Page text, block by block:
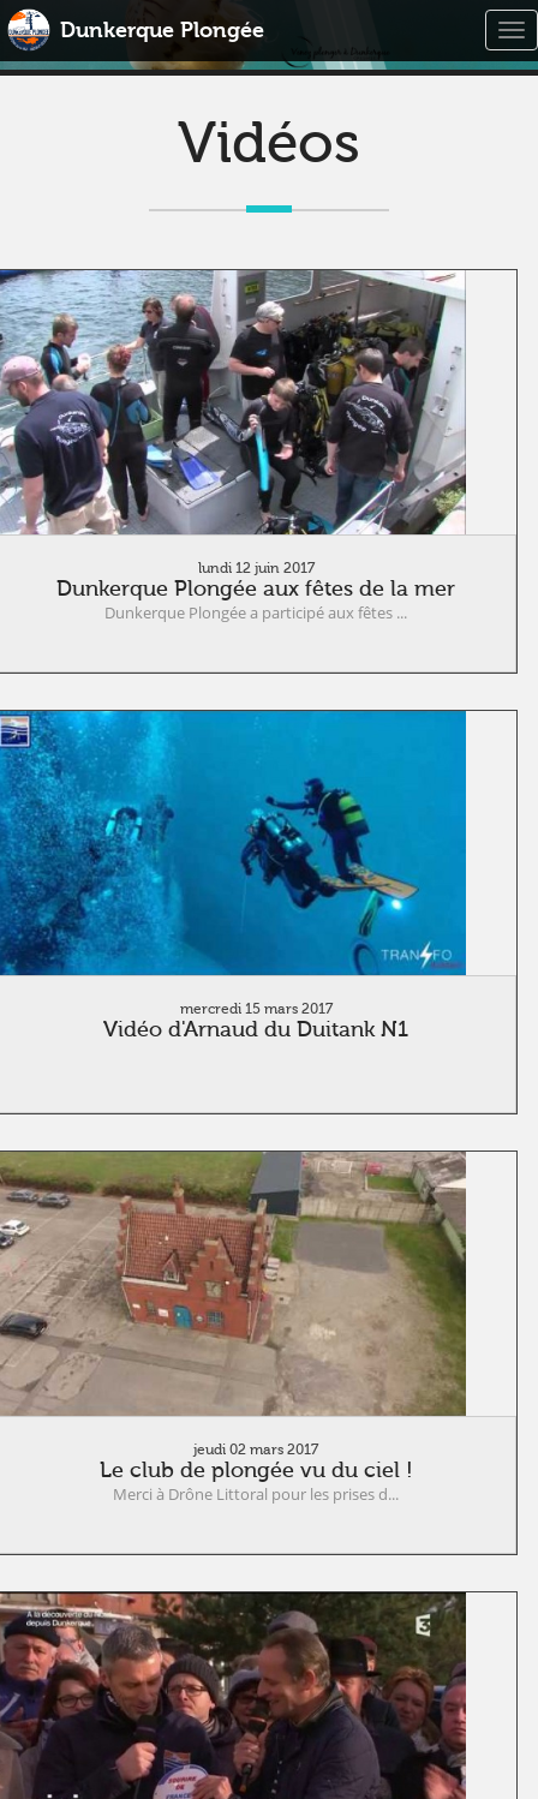
Dunkerque Plongée
Vidéos
lundi 12 juin 2017
Dunkerque Plongée aux fêtes de la mer
Dunkerque Plongée a participé aux fêtes ...
mercredi 15 mars 2017
Vidéo d'Arnaud du Duitank N1
jeudi 02 mars 2017
Le club de plongée vu du ciel !
Merci à Drône Littoral pour les prises d...